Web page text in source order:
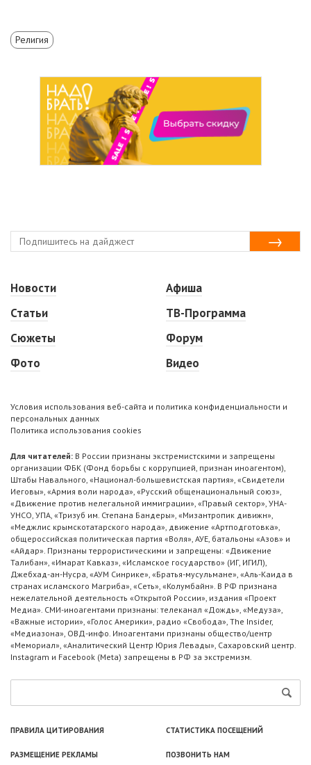
Религия
Новости
Статьи
Сюжеты
Фото
Афиша
ТВ-Программа
Форум
Видео
Условия использования веб-сайта и политика конфиденциальности и
персональных данных
Политика использования cookies
Для читателей: В России признаны экстремистскими и запрещены
организации ФБК (Фонд борьбы с коррупцией, признан иноагентом),
Штабы Навального, «Национал-большевистская партия», «Свидетели
Иеговы», «Армия воли народа», «Русский общенациональный союз»,
«Движение против нелегальной иммиграции», «Правый сектор», УНА-
УНСО, УПА, «Тризуб им. Степана Бандеры», «Мизантропик дивижн»,
«Меджлис крымскотатарского народа», движение «Артподготовка»,
общероссийская политическая партия «Воля», АУЕ, батальоны «Азов» и
«Айдар». Признаны террористическими и запрещены: «Движение
Талибан», «Имарат Кавказ», «Исламское государство» (ИГ, ИГИЛ),
Джебхад-ан-Нусра, «АУМ Синрике», «Братья-мусульмане», «Аль-Каида в
странах исламского Магриба», «Сеть», «Колумбайн». В РФ признана
нежелательной деятельность «Открытой России», издания «Проект
Медиа». СМИ-иноагентами признаны: телеканал «Дождь», «Медуза»,
«Важные истории», «Голос Америки», радио «Свобода», The Insider,
«Медиазона», ОВД-инфо. Иноагентами признаны общество/центр
«Мемориал», «Аналитический Центр Юрия Левады», Сахаровский центр.
Instagram и Facebook (Metа) запрещены в РФ за экстремизм.
ПРАВИЛА ЦИТИРОВАНИЯ СТАТИСТИКА ПОСЕЩЕНИЙ
РАЗМЕЩЕНИЕ РЕКЛАМЫ ПОЗВОНИТЬ НАМ